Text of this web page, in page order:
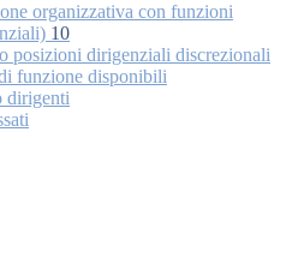
organizzativa con funzioni
10
posizioni dirigenziali discrezionali
funzione disponibili
dirigenti